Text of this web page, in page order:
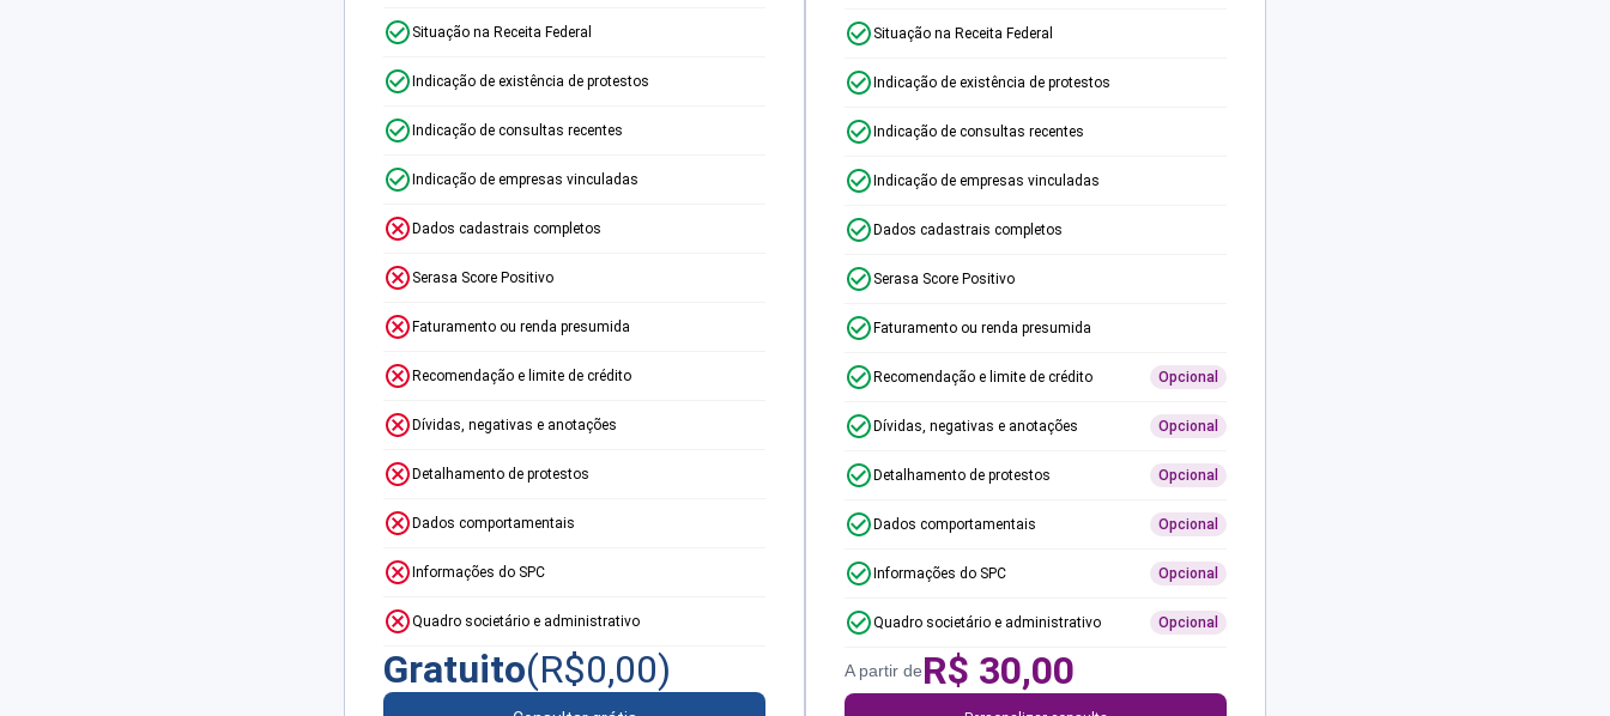
Situação na Receita Federal
Indicação de existência de protestos
Indicação de consultas recentes
Indicação de empresas vinculadas
Dados cadastrais completos
Serasa Score Positivo
Faturamento ou renda presumida
Recomendação e limite de crédito
Dívidas, negativas e anotações
Detalhamento de protestos
Dados comportamentais
Informações do SPC
Quadro societário e administrativo
Gratuito(R$0,00)
Situação na Receita Federal
Indicação de existência de protestos
Indicação de consultas recentes
Indicação de empresas vinculadas
Dados cadastrais completos
Serasa Score Positivo
Faturamento ou renda presumida
Recomendação e limite de crédito Opcional
Dívidas, negativas e anotações Opcional
Detalhamento de protestos Opcional
Dados comportamentais Opcional
Informações do SPC Opcional
Quadro societário e administrativo Opcional
A partir deR$ 30,00